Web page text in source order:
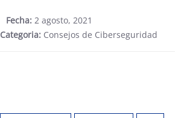
Fecha: 2 agosto, 2021
Categoria: Consejos de Ciberseguridad